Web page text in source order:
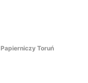
Papierniczy Toruń